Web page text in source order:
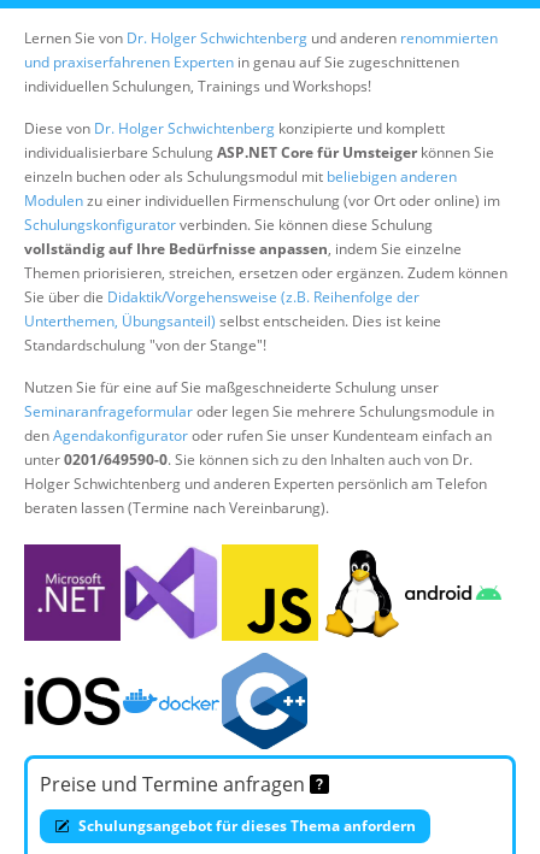
Lernen Sie von Dr. Holger Schwichtenberg und anderen renommierten
und praxiserfahrenen Experten in genau auf Sie zugeschnittenen
individuellen Schulungen, Trainings und Workshops!
Diese von Dr. Holger Schwichtenberg konzipierte und komplett
individualisierbare SchulungASP.NET Core für Umsteigerkönnen Sie
einzeln buchen oder als Schulungsmodul mit beliebigen anderen
Modulenzu einer individuellen Firmenschulung (vor Ort oder online) im
Schulungskonfiguratorverbinden. Sie können diese Schulung
vollständig auf Ihre Bedürfnisse anpassen, indem Sie einzelne
Themen priorisieren, streichen, ersetzen oder ergänzen. Zudem können
Sie über die Didaktik/Vorgehensweise (z.B. Reihenfolge der
Unterthemen, Übungsanteil) selbst entscheiden. Dies ist keine
Standardschulung "von der Stange"!
Nutzen Sie für eine auf Sie maßgeschneiderte Schulung unser
Seminaranfrageformularoder legen Sie mehrere Schulungsmodule in
denAgendakonfiguratoroder rufen Sie unser Kundenteam einfach an
unter0201/649590-0. Sie können sich zu den Inhalten auch von Dr.
Holger Schwichtenberg und anderen Experten persönlich am Telefon
beraten lassen (Termine nach Vereinbarung).
Preise und Termine anfragen
Schulungsangebot für dieses Thema anfordern